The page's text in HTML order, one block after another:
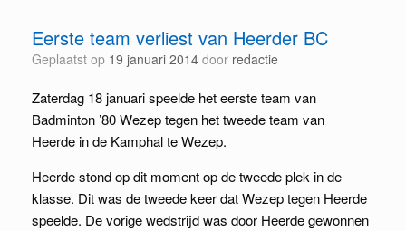
Eerste team verliest van Heerder BC
Geplaatst op 19 januari 2014 door redactie
Zaterdag 18 januari speelde het eerste team van
Badminton ’80 Wezep tegen het tweede team van
Heerde in de Kamphal te Wezep.
Heerde stond op dit moment op de tweede plek in de
klasse. Dit was de tweede keer dat Wezep tegen Heerde
speelde. De vorige wedstrijd was door Heerde gewonnen